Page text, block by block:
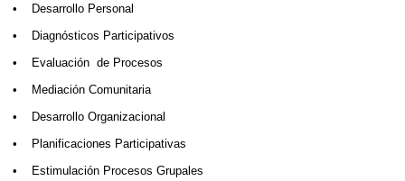
• Desarrollo Personal
• Diagnósticos Participativos
• Evaluación de Procesos
• Mediación Comunitaria
• Desarrollo Organizacional
• Planificaciones Participativas
• Estimulación Procesos Grupales